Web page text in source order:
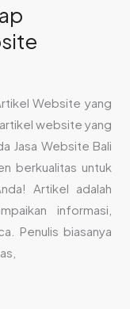
Website yang
website yang
Jasa Website Bali
berkualitas untuk
Artikel adalah
informasi,
Penulis biasanya